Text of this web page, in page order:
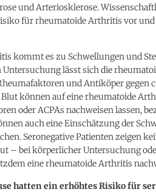
und Arteriosklerose.
für rheumatoide Arthritis vor
kommt es zu Schwellungen und
lässt sich die
und Antiköper gegen
können auf eine rheumatoide
oder ACPAs nachweisen lassen,
auch eine Einschätzung der
Seronegative Patienten zeigen
– bei körperlicher Untersuchung
eine rheumatoide Arthritis
hatten ein erhöhtes Risiko für